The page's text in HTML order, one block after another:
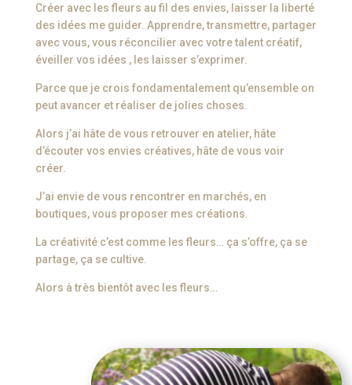
Créer avec les fleurs au fil des envies, laisser la liberté
des idées me guider. Apprendre, transmettre, partager
avec vous, vous réconcilier avec votre talent créatif,
éveiller vos idées , les laisser s’exprimer.
Parce que je crois fondamentalement qu’ensemble on
peut avancer et réaliser de jolies choses.
Alors j’ai hâte de vous retrouver en atelier, hâte
d’écouter vos envies créatives, hâte de vous voir
créer.
J’ai envie de vous rencontrer en marchés, en
boutiques, vous proposer mes créations.
La créativité c’est comme les fleurs… ça s’offre, ça se
partage, ça se cultive.
Alors à très bientôt avec les fleurs…